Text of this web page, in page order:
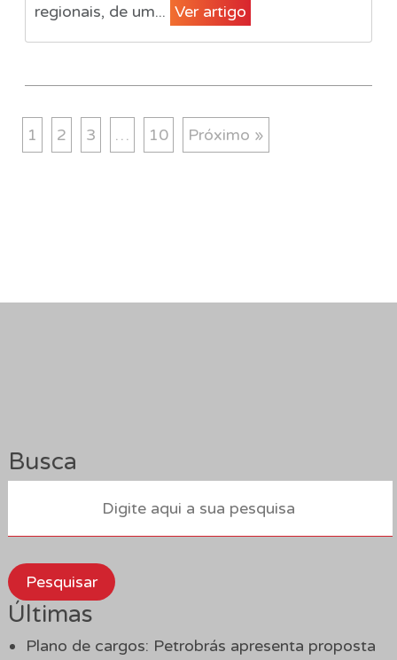
regionais, de um... Ver artigo
1 2 3 … 10 Próximo »
Busca
Pesquisar
Últimas
Plano de cargos: Petrobrás apresenta proposta